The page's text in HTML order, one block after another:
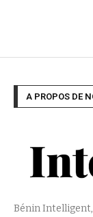
A PROPOS DE
Bénin Intelligent,